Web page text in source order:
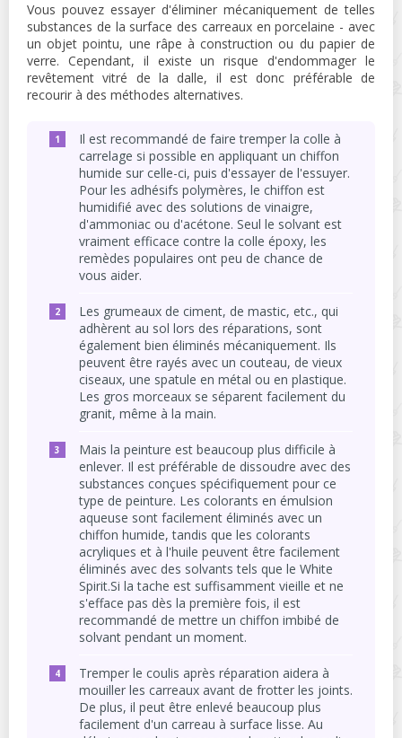
Vous pouvez essayer d'éliminer mécaniquement de telles
substances de la surface des carreaux en porcelaine - avec
un objet pointu, une râpe à construction ou du papier de
verre. Cependant, il existe un risque d'endommager le
revêtement vitré de la dalle, il est donc préférable de
recourir à des méthodes alternatives.
Il est recommandé de faire tremper la colle à
carrelage si possible en appliquant un chiffon
humide sur celle-ci, puis d'essayer de l'essuyer.
Pour les adhésifs polymères, le chiffon est
humidifié avec des solutions de vinaigre,
d'ammoniac ou d'acétone. Seul le solvant est
vraiment efficace contre la colle époxy, les
remèdes populaires ont peu de chance de
vous aider.
Les grumeaux de ciment, de mastic, etc., qui
adhèrent au sol lors des réparations, sont
également bien éliminés mécaniquement. Ils
peuvent être rayés avec un couteau, de vieux
ciseaux, une spatule en métal ou en plastique.
Les gros morceaux se séparent facilement du
granit, même à la main.
Mais la peinture est beaucoup plus difficile à
enlever. Il est préférable de dissoudre avec des
substances conçues spécifiquement pour ce
type de peinture. Les colorants en émulsion
aqueuse sont facilement éliminés avec un
chiffon humide, tandis que les colorants
acryliques et à l'huile peuvent être facilement
éliminés avec des solvants tels que le White
Spirit.Si la tache est suffisamment vieille et ne
s'efface pas dès la première fois, il est
recommandé de mettre un chiffon imbibé de
solvant pendant un moment.
Tremper le coulis après réparation aidera à
mouiller les carreaux avant de frotter les joints.
De plus, il peut être enlevé beaucoup plus
facilement d'un carreau à surface lisse. Au